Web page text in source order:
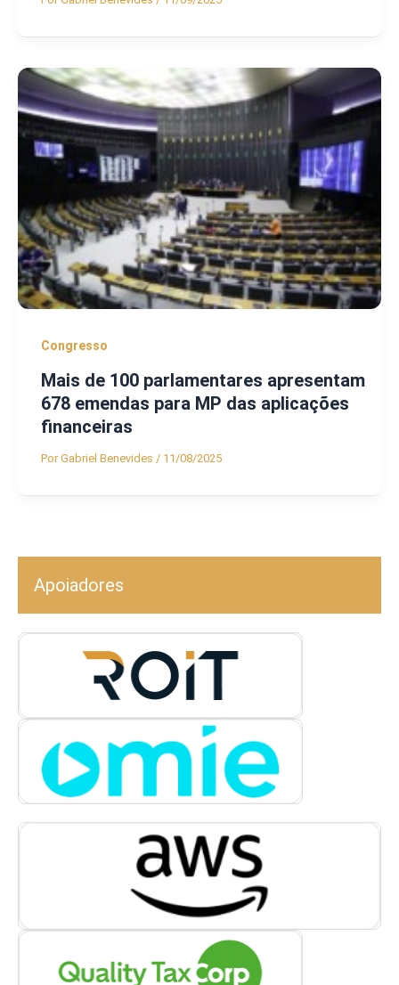
Congresso
Mais de 100 parlamentares apresentam
678 emendas para MP das aplicações
financeiras
PorGabriel Benevides / 11/08/2025
Apoiadores